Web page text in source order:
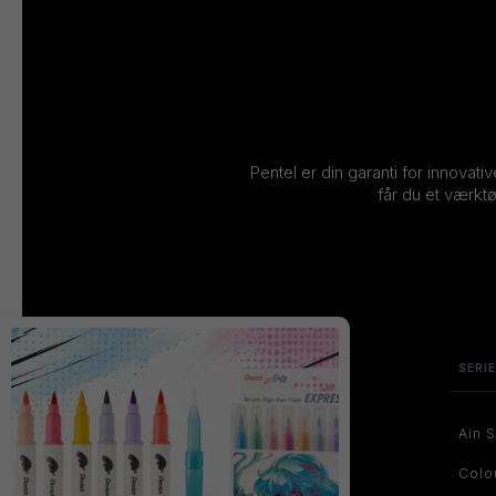
Pentel er din garanti for
får du et
Ain